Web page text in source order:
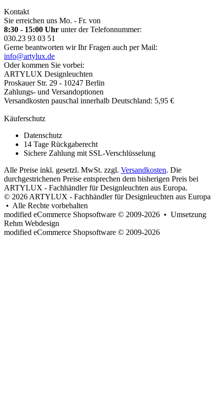
Kontakt
Sie erreichen uns Mo. - Fr. von
8:30 - 15:00 Uhr unter der Telefonnummer:
030.23 93 03 51
Gerne beantworten wir Ihr Fragen auch per Mail:
info@artylux.de
Oder kommen Sie vorbei:
ARTYLUX Designleuchten
Proskauer Str. 29 - 10247 Berlin
Zahlungs- und Versandoptionen
Versandkosten pauschal innerhalb Deutschland: 5,95 €
Käuferschutz
Datenschutz
14 Tage Rückgaberecht
Sichere Zahlung mit SSL-Verschlüsselung
Alle Preise inkl. gesetzl. MwSt. zzgl. Versandkosten. Die
durchgestrichenen Preise entsprechen dem bisherigen Preis bei
ARTYLUX - Fachhändler für Designleuchten aus Europa.
© 2026 ARTYLUX - Fachhändler für Designleuchten aus Europa
• Alle Rechte vorbehalten
modified eCommerce Shopsoftware © 2009-2026 • Umsetzung
Rehm Webdesign
modified eCommerce Shopsoftware © 2009-2026